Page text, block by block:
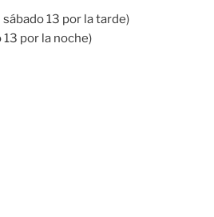
sábado 13 por la tarde)
13 por la noche)